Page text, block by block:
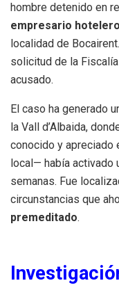
hombre detenido en
empresario
localidad de
solicitud de la
acusado.
El caso ha generado
la Vall d’Albaida,
conocido y apreciado
local— había activado
semanas. Fue
circunstancias que
premeditado.